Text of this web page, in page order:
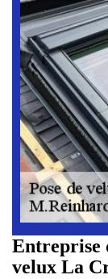
Entreprise
velux La